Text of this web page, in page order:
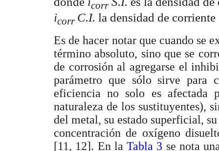
corr
icorr C.I. la densidad de
Es de hacer notar que cuando se
término absoluto, sino que se
de corrosión al agregarse el
parámetro que sólo sirve para
eficiencia no solo es afectada
naturaleza de los sustituyentes),
del metal, su estado superficial,
concentración de oxígeno
[11, 12]. En laTabla 3 se nota